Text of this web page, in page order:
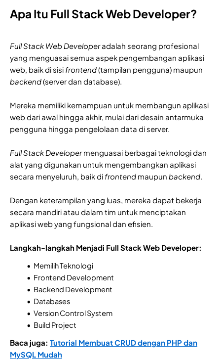
Apa Itu Full Stack Web Developer?
Full Stack Web Developeradalah seorang profesional
yang menguasai semua aspek pengembangan aplikasi
web, baik di sisifrontend(tampilan pengguna) maupun
backend(server dan database).
Mereka memiliki kemampuan untuk membangun aplikasi
web dari awal hingga akhir, mulai dari desain antarmuka
pengguna hingga pengelolaan data di server.
Full Stack Developermenguasai berbagai teknologi dan
alat yang digunakan untuk mengembangkan aplikasi
secara menyeluruh, baik difrontend maupun backend.
Dengan keterampilan yang luas, mereka dapat bekerja
secara mandiri atau dalam tim untuk menciptakan
aplikasi web yang fungsional dan efisien.
Langkah-langkah Menjadi Full Stack Web Developer:
Memilih Teknologi
Frontend Development
Backend Development
Databases
Version Control System
Build Project
Baca juga: Tutorial Membuat CRUD dengan PHP dan
MySQL Mudah